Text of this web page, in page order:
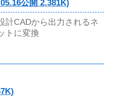
公開 2,381K)
計CADから出力されるネ
トに変換